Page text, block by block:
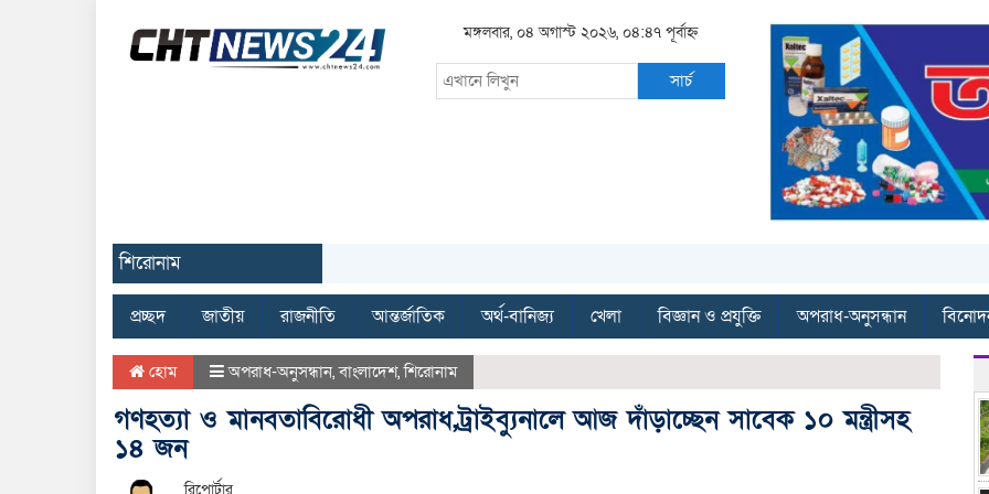
মঙ্গলবার, ০৪ অগাস্ট ২০২৬, ০৪:৪৭ পূর্বাহ্ন
সার্চ
শিরোনাম
প্রচ্ছদ জাতীয় রাজনীতি আন্তর্জাতিক অর্থ-বানিজ্য খেলা বিজ্ঞান ও প্রযুক্তি অপরাধ-অনুসন্ধান
হোম অপরাধ-অনুসন্ধান,বাংলাদেশ,শিরোনাম
গণহত্যা ও মানবতাবিরোধী অপরাধ,ট্রাইব্যুনালে আজ দাঁড়াচ্ছেন সাবেক ১০ মন্ত্রীসহ
১৪ জন